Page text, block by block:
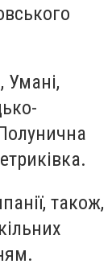
Умані,
також,